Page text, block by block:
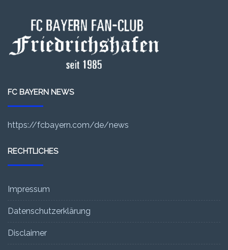
FC BAYERN NEWS
https://fcbayern.com/de/news
RECHTLICHES
Impressum
Datenschutzerklärung
Disclaimer